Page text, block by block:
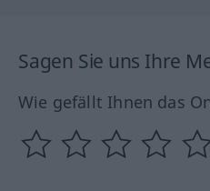
Sagen Sie uns Ihre
Wie gefällt Ihnen das